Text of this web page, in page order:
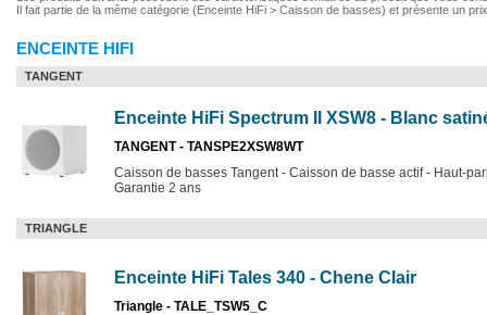
Il fait partie de la même catégorie (Enceinte HiFi > Caisson de basses) et présente un
ENCEINTE HIFI
TANGENT
Enceinte HiFi Spectrum II XSW8 - Blanc
TANGENT - TANSPE2XSW8WT
Caisson de basses Tangent - Caisson de basse actif - Haut-
Garantie 2 ans
TRIANGLE
Enceinte HiFi Tales 340 - Chene Clair
Triangle - TALE_TSW5_C